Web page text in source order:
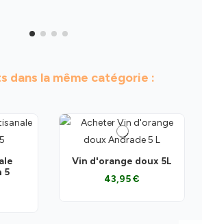
dans la même catégorie :
5
Vin d'orange doux 5L
43,95 €